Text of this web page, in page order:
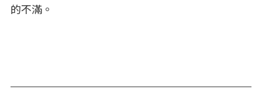
的不滿。